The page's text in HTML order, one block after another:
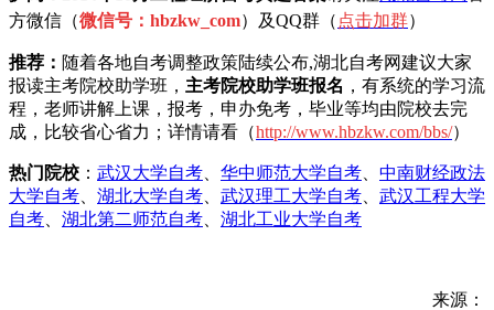
方微信（微信号：hbzkw_com）及QQ群（ 点击加群）
推荐： 随着各地自考调整政策陆续公布,湖北自考网建议大家
报读主考院校助学班， 主考院校助学班报名 ，有系统的学习流
程，老师讲解上课，报考，申办免考，毕业等均由院校去完
成，比较省心省力；详情请看（http://www.hbzkw.com/bbs/）
热门院校 ： 武汉大学自考 华中师范大学自考
中南财经政法
大学自考
湖北大学自考 武汉理工大学自考
武汉工程大学
自考
湖北第二师范自考 湖北工业大学自考
来源：